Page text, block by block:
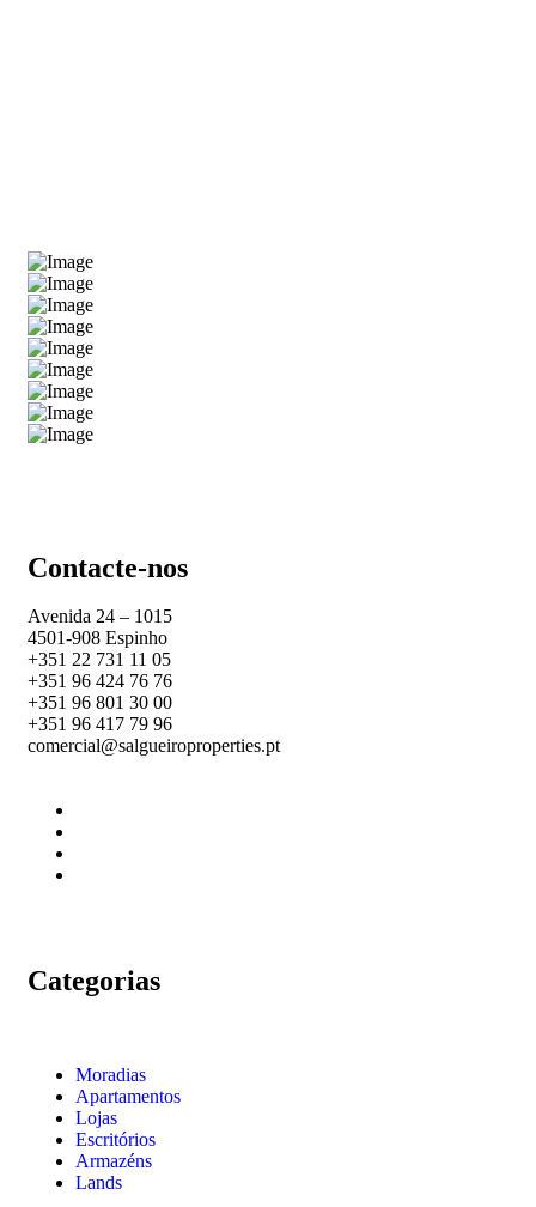
Contacte-nos
Avenida 24 – 1015
4501-908 Espinho
+351 22 731 11 05
+351 96 424 76 76
+351 96 801 30 00
+351 96 417 79 96
comercial@salgueiroproperties.pt
Categorias
Moradias
Apartamentos
Lojas
Escritórios
Armazéns
Lands